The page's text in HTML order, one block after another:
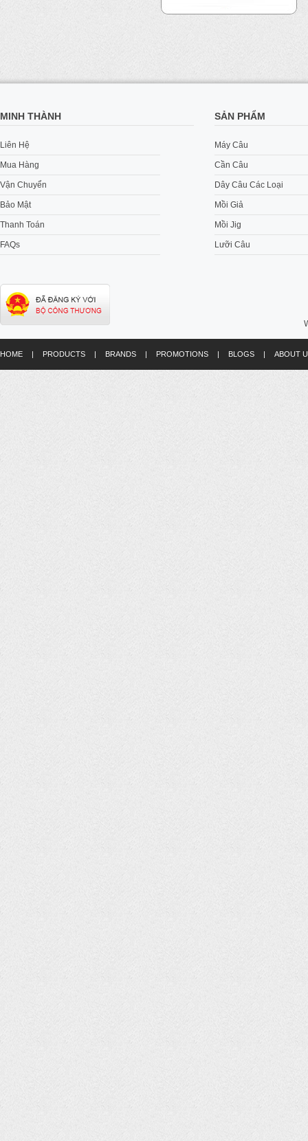
MINH THÀNH
Liên Hệ
Mua Hàng
Vận Chuyển
Bảo Mật
Thanh Toán
FAQs
SẢN PHẨM
Máy Câu
Cần Câu
Dây Câu Các Loại
Mồi Giả
Mồi Jig
Lưỡi Câu
HOME | PRODUCTS | BRANDS | PROMOTIONS | BLOGS | ABOUT